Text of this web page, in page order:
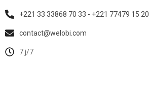
+221 33 33868 70 33 - +221 77479 15 20
contact@welobi.com
7 j/7